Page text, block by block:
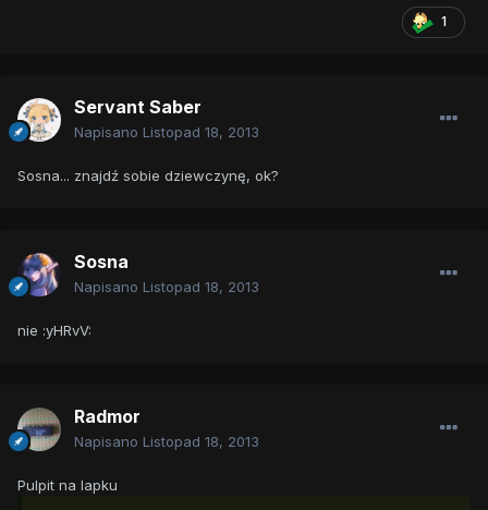
1
Servant Saber
Napisano Listopad 18, 2013
Sosna... znajdź sobie dziewczynę, ok?
Sosna
Napisano Listopad 18, 2013
nie :yHRvV:
Radmor
Napisano Listopad 18, 2013
Pulpit na lapku